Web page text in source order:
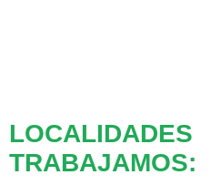
TRABAJAMOS: